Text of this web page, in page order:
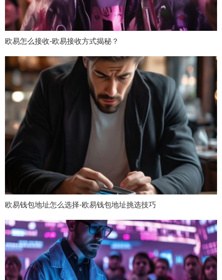
欧易怎么接收-欧易接收方式揭秘？
欧易钱包地址怎么选择-欧易钱包地址挑选技巧